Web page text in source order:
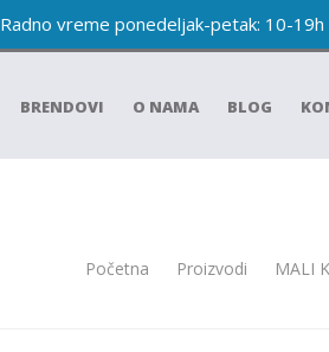
Radno vreme ponedeljak-petak: 10-19h
BRENDOVI O NAMA BLOG
Početna Proizvodi MALI